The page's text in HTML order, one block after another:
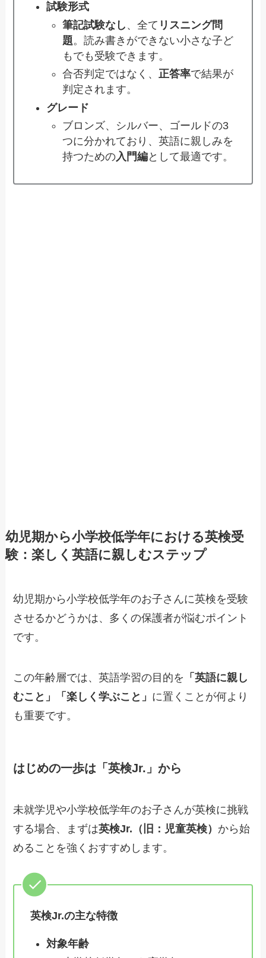
試験形式
筆記試験なし 、全て リスニング問
題。読み書きができない小さな子ど
もでも受験できます。
合否判定ではなく、正答率で結果が
判定されます。
グレード
ブロンズ、シルバー、ゴールドの3
つに分かれており、英語に親しみを
持つための入門編として最適です。
幼児期から小学校低学年における英検受
験：楽しく英語に親しむステップ
幼児期から小学校低学年のお子さんに英検を受験
させるかどうかは、多くの保護者が悩むポイント
です。
この年齢層では、英語学習の目的を 「英語に親し
むこと」「楽しく学ぶこと」 に置くことが何より
も重要です。
はじめの一歩は「英検Jr.」から
未就学児や小学校低学年のお子さんが英検に挑戦
する場合、まずは英検Jr.（旧：児童英検） から始
めることを強くおすすめします。
英検Jr.の主な特徴
対象年齢